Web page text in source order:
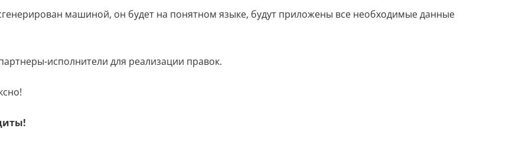
машиной, он будет на понятном языке, будут приложены все необходимые данные
исполнители для реализации правок.